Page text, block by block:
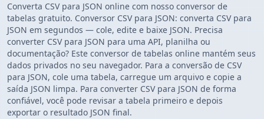
Converta CSV para JSON online com nosso conversor de
tabelas gratuito. Conversor CSV para JSON: converta CSV para
JSON em segundos — cole, edite e baixe JSON. Precisa
converter CSV para JSON para uma API, planilha ou
documentação? Este conversor de tabelas online mantém seus
dados privados no seu navegador. Para a conversão de CSV
para JSON, cole uma tabela, carregue um arquivo e copie a
saída JSON limpa. Para converter CSV para JSON de forma
confiável, você pode revisar a tabela primeiro e depois
exportar o resultado JSON final.